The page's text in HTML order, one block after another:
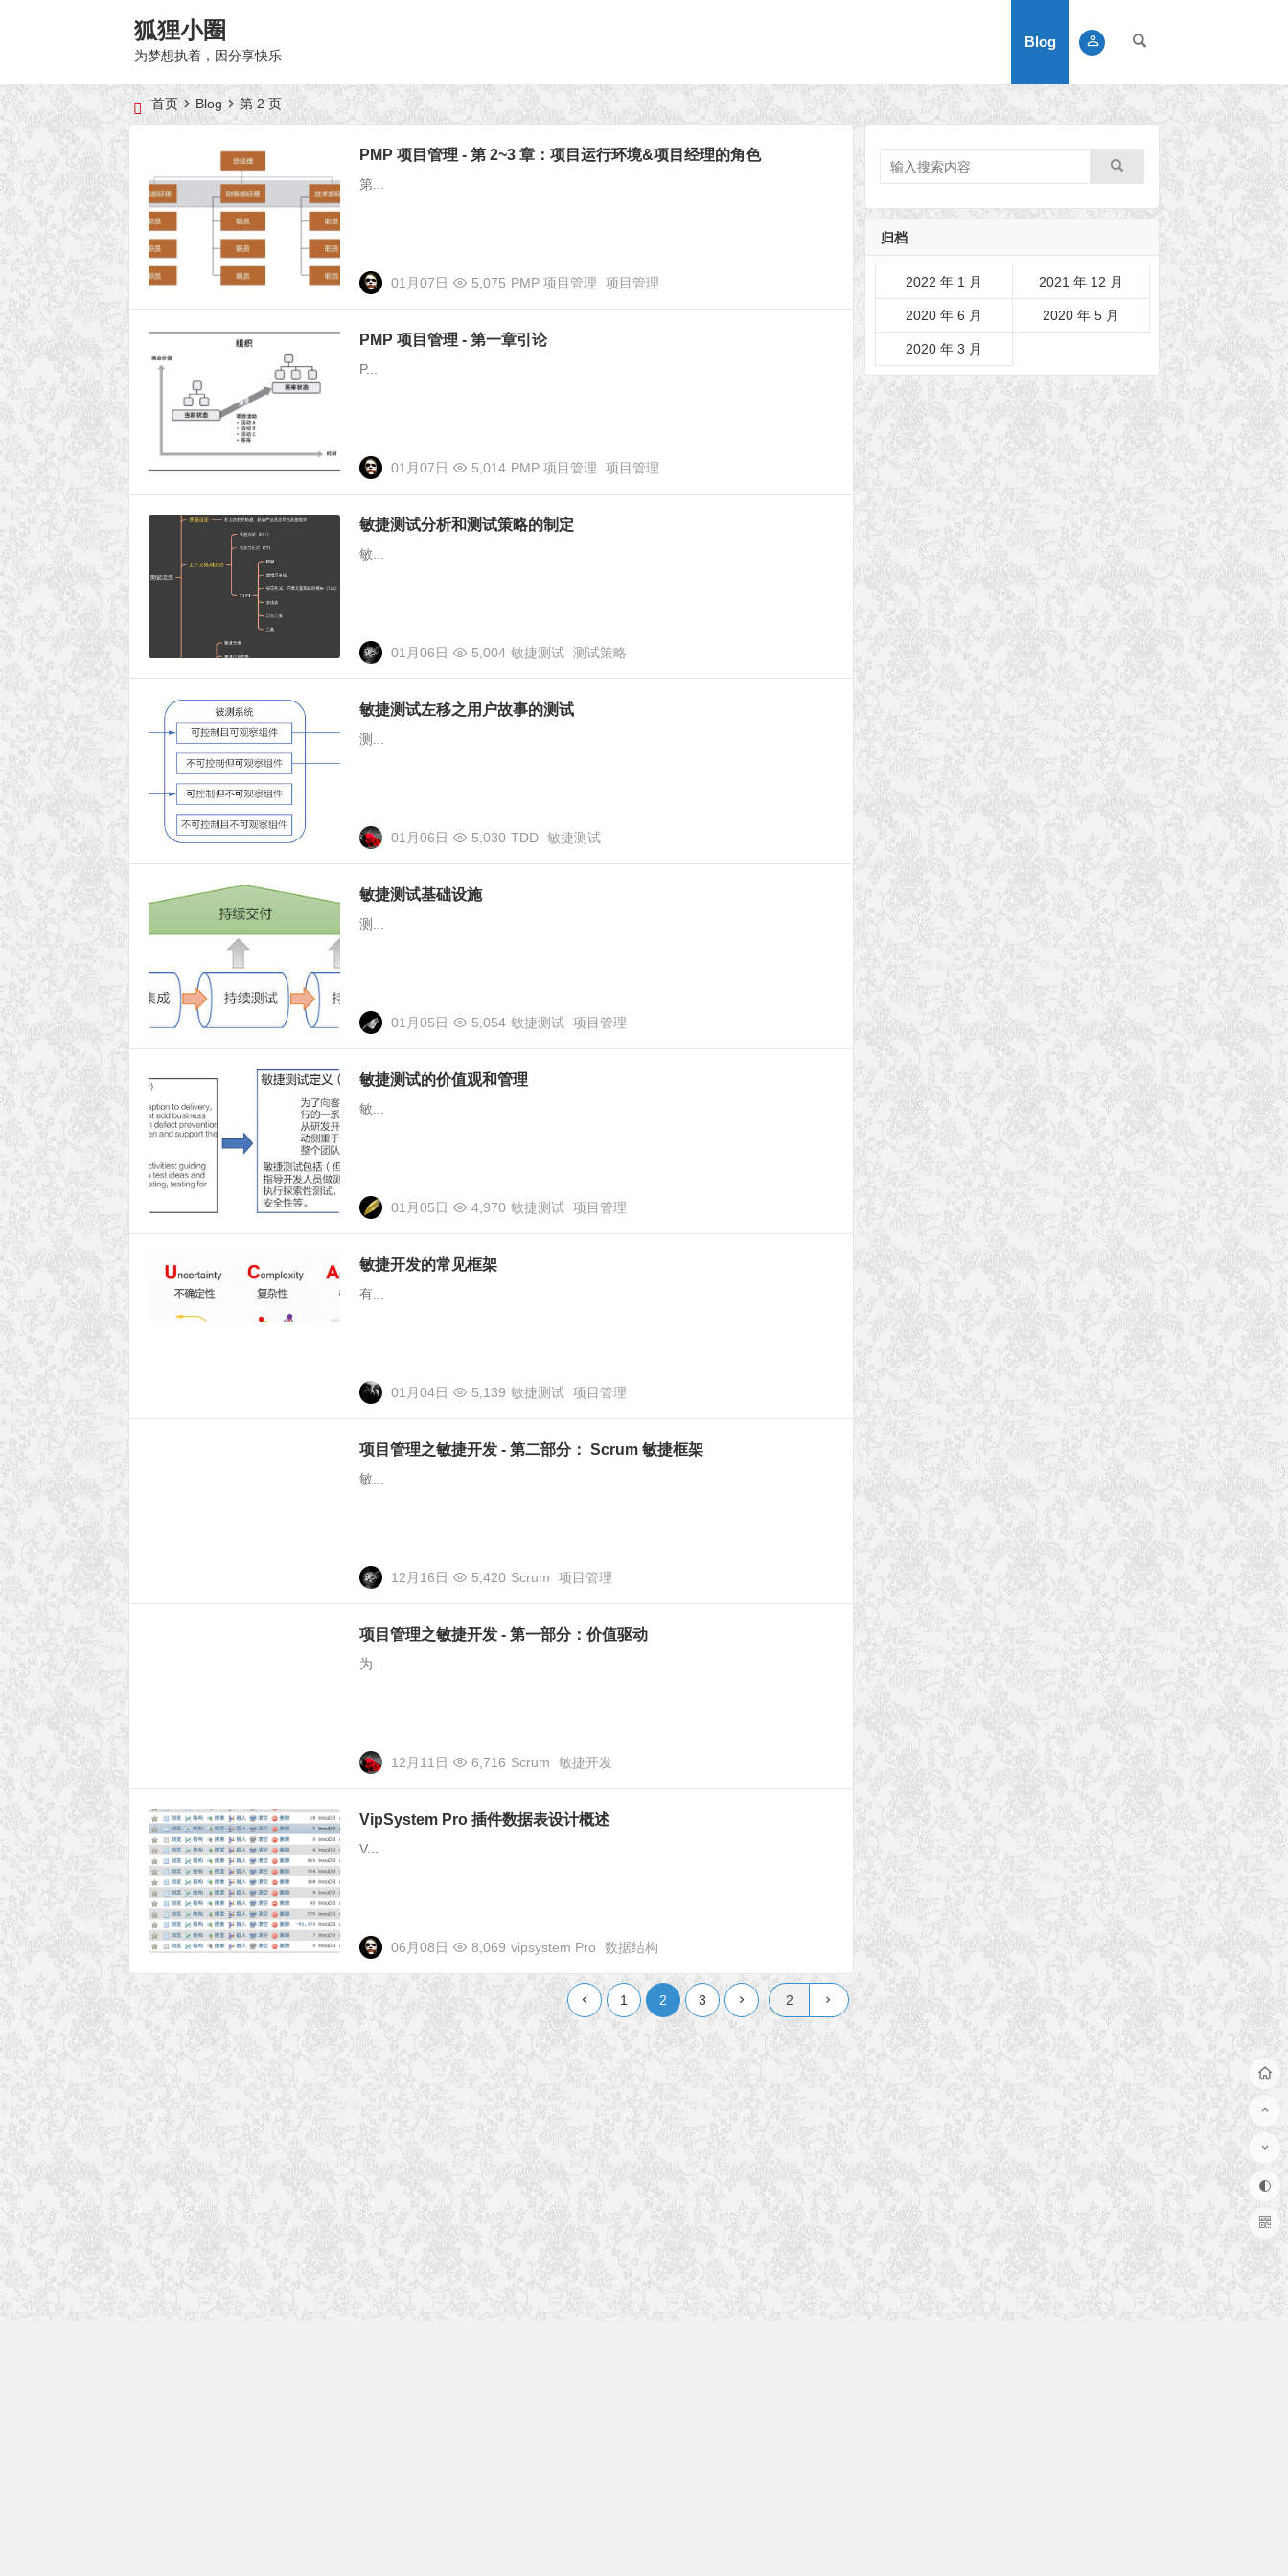
狐狸小圈
为梦想执着，因分享快乐
Blog
首页 Blog 第 2 页
PMP 项目管理 - 第 2~3 章：项目运行环境&项目经理的角色
第...
01月07日 5,075 PMP 项目管理 项目管理
PMP 项目管理 - 第一章引论
P...
01月07日 5,014 PMP 项目管理 项目管理
敏捷测试分析和测试策略的制定
敏...
01月06日 5,004 敏捷测试 测试策略
敏捷测试左移之用户故事的测试
测...
01月06日 5,030 TDD 敏捷测试
敏捷测试基础设施
测...
01月05日 5,054 敏捷测试 项目管理
敏捷测试的价值观和管理
敏...
01月05日 4,970 敏捷测试 项目管理
敏捷开发的常见框架
有...
01月04日 5,139 敏捷测试 项目管理
项目管理之敏捷开发 - 第二部分： Scrum 敏捷框架
敏...
12月16日 5,420 Scrum 项目管理
项目管理之敏捷开发 - 第一部分：价值驱动
为...
12月11日 6,716 Scrum 敏捷开发
VipSystem Pro 插件数据表设计概述
V...
06月08日 8,069 vipsystem Pro 数据结构
1 2 3
归档
2022 年 1 月 2021 年 12 月
2020 年 6 月 2020 年 5 月
2020 年 3 月